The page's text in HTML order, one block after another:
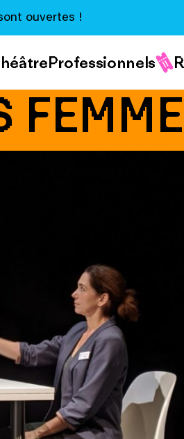
ouvertes !
Professionnels